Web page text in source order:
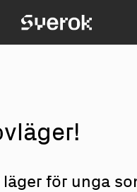
Sverok
vläger!
för unga